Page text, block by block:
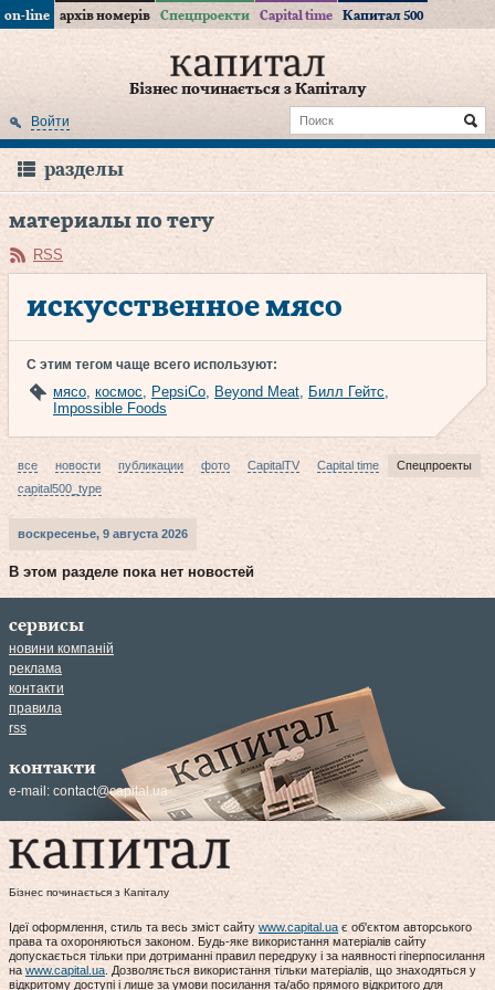
on-line архів номерів Спецпроекти Capital time Капитал 500
Бізнес починається з Капіталу
Войти
разделы
материалы по тегу
RSS
искусственное мясо
С этим тегом чаще всего используют:
мясо, космос, PepsiCo, Beyond Meat, Билл Гейтс,
Impossible Foods
все новости публикации фото CapitalTV Capital time
Спецпроекты
capital500_type
воскресенье, 9 августа 2026
В этом разделе пока нет новостей
сервисы
новини компаній
реклама
контакти
правила
rss
контакти
e-mail: contact@capital.ua
Бізнес починається з Капіталу
Ідеї оформлення, стиль та весь зміст сайту www.capital.ua є об'єктом авторського
права та охороняються законом. Будь-яке використання матеріалів сайту
допускається тільки при дотриманні правил передруку і за наявності гіперпосилання
на www.capital.ua . Дозволяється використання тільки матеріалів, що знаходяться у
відкритому доступі і лише за умови посилання та/або прямого відкритого для